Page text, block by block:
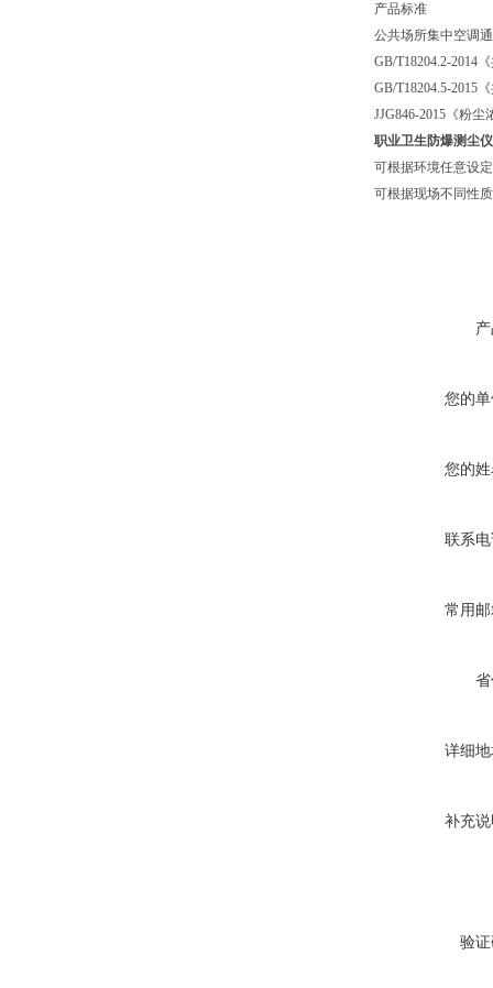
产品标准
公共场所集中空调
GB/T18204.2-2014
GB/T18204.5-2015
JJG846-2015《粉尘
职业卫生防爆测尘仪
可根据环境任意设
可根据现场不同性
您的
您的
联系
常用
详细
补充
验